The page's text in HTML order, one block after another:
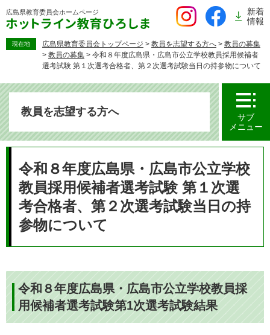
ー
で
す。
広島県教育委員会ホームページ
新着
情報
現在地 広島県教育委員会トップページ > 教員を志望する方へ > 教員の募集
> 教員の募集 > 令和８年度広島県・広島市公立学校教員採用候補者
選考試験 第１次選考合格者、第２次選考試験当日の持参物について
教員を志望する方へ
サブ
メニュー
令和８年度広島県・広島市公立学校
教員採用候補者選考試験 第１次選
考合格者、第２次選考試験当日の持
参物について
令和８年度広島県・広島市公立学校教員採
用候補者選考試験第1次選考試験結果